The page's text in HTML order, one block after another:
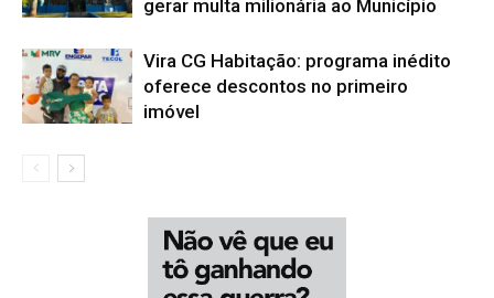
gerar multa milionária ao Município
Vira CG Habitação: programa inédito
oferece descontos no primeiro
imóvel